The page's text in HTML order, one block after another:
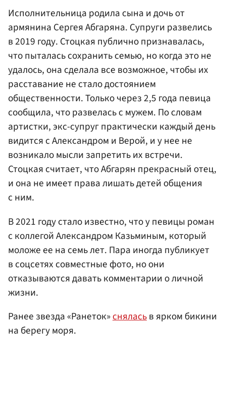
Исполнительница родила сына и дочь от
армянина Сергея Абгаряна. Супруги развелись
в 2019 году. Стоцкая публично признавалась,
что пыталась сохранить семью, но когда это не
удалось, она сделала все возможное, чтобы их
расставание не стало достоянием
общественности. Только через 2,5 года певица
сообщила, что развелась с мужем. По словам
артистки, экс-супруг практически каждый день
видится с Александром и Верой, и у нее не
возникало мысли запретить их встречи.
Стоцкая считает, что Абгарян прекрасный отец,
и она не имеет права лишать детей общения
с ним.
В 2021 году стало известно, что у певицы роман
с коллегой Александром Казьминым, который
моложе ее на семь лет. Пара иногда публикует
в соцсетях совместные фото, но они
отказываются давать комментарии о личной
жизни.
Ранее звезда «Ранеток»сняласьв ярком бикини
на берегу моря.